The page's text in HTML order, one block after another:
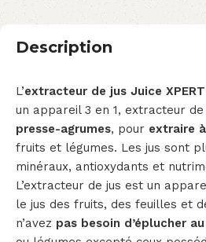
Description
L’extracteur de jus Juice XPERT
un appareil 3 en 1, extracteur de
presse-agrumes, pour extraire
fruits et légumes. Les jus sont
minéraux, antioxydants et
L’extracteur de jus est un
le jus des fruits, des feuilles et
n’avez pas besoin d’éplucher